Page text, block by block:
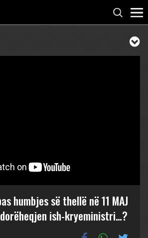
humbjes së thellë në 11 MAJ
ish-kryeministri…?